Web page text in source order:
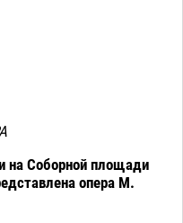
на Соборной площади
опера М.